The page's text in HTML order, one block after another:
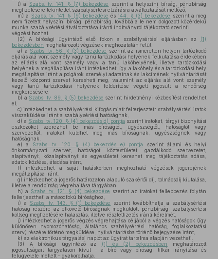
l) a Szabs. tv. 141. § (7) bekezdése
szerint a helyszíni bírság, pénzbírság
megfizetésére tekintettel szabálysértési elzárásra átváltoztatását mellőző,
m) a Szabs. tv. 141. § (9) bekezdése és144. § (3) bekezdése szerint a meg
nem fizetett helyszíni bírság, pénzbírság, továbbá a le nem dolgozott közérdekű
munka szabálysértési átváltoztatása iránti indítványról tájékoztató szerinti
végzést hozhat.
(2) A bírósági ügyintéző első fokon a szabálysértési eljárásban az (1)
bekezdésben meghatározott végzések meghozatalán felül
a) a Szabs. tv. 56. § (3) bekezdése szerint az ismeretlen helyen tartózkodó
eljárás alá vont személy vagy tanú tartózkodási helyének felkutatása érdekében
az eljárás alá vont személy vagy a tanú lakóhelyének, illetve tartózkodási
helyének a megállapítása iránt intézkedhet, így a lakóhely és a tartózkodási hely
megállapítása iránt a polgárok személyi adatainak és lakcímének nyilvántartását
kezelő központi szervet keresheti meg, valamint az eljárás alá vont személy
vagy tanú tartózkodási helyének felderítése végett jogosult a rendőrség
megkeresésére,
b) a Szabs. tv. 89. § (5) bekezdése szerint hirdetményi kézbesítést rendelhet
el,
c) intézkedhet a szabálysértési kifogás miatt felterjesztett szabálysértési iratok
visszaküldése iránt a szabálysértési hatóságnak,
d) a Szabs. tv. 120. § (4) bekezdés d) pontja szerint iratokat, tárgyi bizonyítási
eszközöket szerezhet be más bíróságtól, ügyészségtől, hatóságtól vagy
szervezettől, iratokat küldhet meg más bíróságnak, ügyészségnek vagy
hatóságnak,
e) a Szabs. tv. 120. § (4) bekezdés e) pontja szerint állami és helyi
önkormányzati szervet, hatóságot, köztestületet, gazdálkodó szervezetet,
alapítványt, közalapítványt és egyesületet kereshet meg tájékoztatás adása,
adatok közlése, átadása iránt,
f) intézkedhet a saját hatáskörben meghozható végzések jogerejének
megállapítása iránt,
g) intézkedhet a jogerős határozaton alapuló szakértői díj, tolmácsdíj kiutalása,
illetve a rendbírság végrehajtása tárgyában,
h) a Szabs. tv. 121. § (4) bekezdése szerint az iratokat fellebbezés folytán
felterjesztheti a másodfokú bírósághoz,
i) a Szabs. tv. 143. § (1) bekezdése
szerint továbbíthatja a szabálysértési
hatóság részére az elkövető bíróságnak megküldött pénzbírság, szabálysértési
költség megfizetésére halasztás, illetve részletfizetés iránti kérelmét,
j) intézkedhet a jogerős végzés végrehajtása céljából a végzés hatóságok (így
különösen nyomozóhatóság, általános szabálysértési hatóság, foglalkoztatási
szerv) részére történő megküldése, nyilvántartásba történő bejegyzése iránt,
k) az elektronikus tárgyalási naplót az ügyirat tartalma alapján vezetheti.
(3) A bírósági ügyintéző az (1) és (2) bekezdésben
meghatározott
jogosultságait tárgyaláson kívül – a bíró vagy bírósági titkár irányítása és
felügyelete mellett – gyakorolhatja.